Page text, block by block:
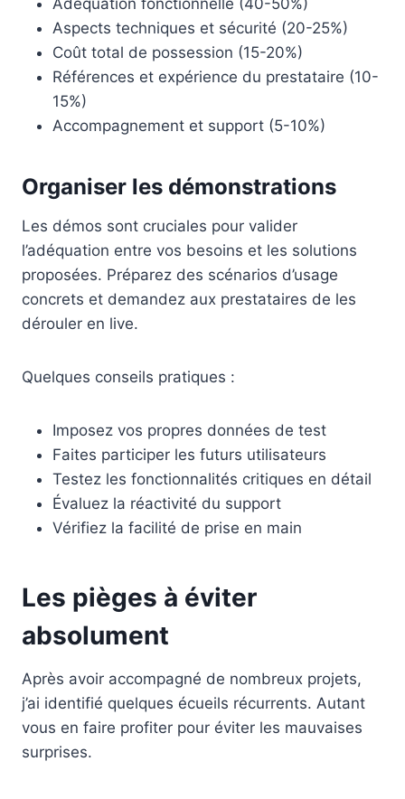
Adéquation fonctionnelle (40-50%)
Aspects techniques et sécurité (20-25%)
Coût total de possession (15-20%)
Références et expérience du prestataire (10-
15%)
Accompagnement et support (5-10%)
Organiser les démonstrations
Les démos sont cruciales pour valider
l’adéquation entre vos besoins et les solutions
proposées. Préparez des scénarios d’usage
concrets et demandez aux prestataires de les
dérouler en live.
Quelques conseils pratiques :
Imposez vos propres données de test
Faites participer les futurs utilisateurs
Testez les fonctionnalités critiques en détail
Évaluez la réactivité du support
Vérifiez la facilité de prise en main
Les pièges à éviter
absolument
Après avoir accompagné de nombreux projets,
j’ai identifié quelques écueils récurrents. Autant
vous en faire profiter pour éviter les mauvaises
surprises.